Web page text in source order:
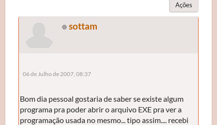
Ações
sottam
06 de Julho de 2007, 08:37
Bom dia pessoal gostaria de saber se existe algum
programa pra poder abrir o arquivo EXE pra ver a
programação usada no mesmo... tipo assim.... recebi